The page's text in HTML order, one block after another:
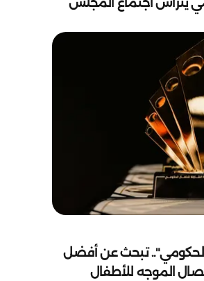
الحكومي".. تبحث عن أفضل
الموجه للأطفال